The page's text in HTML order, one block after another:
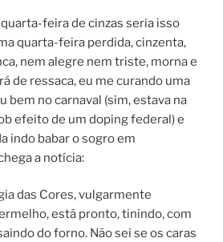
feira de cinzas seria isso
quarta-feira perdida, cinzenta,
nem alegre nem triste, morna e
de ressaca, eu me curando uma
bem no carnaval (sim, estava na
efeito de um doping federal) e
indo babar o sogro em
a notícia:
das Cores, vulgarmente
está pronto, tinindo, com
do forno. Não sei se os caras